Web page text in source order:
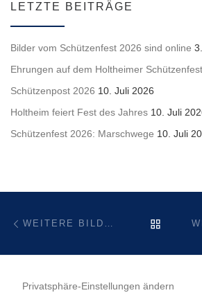
LETZTE BEITRÄGE
Bilder vom Schützenfest 2026 sind online
Ehrungen auf dem Holtheimer Schützenfest
Schützenpost 2026 10. Juli 2026
Holtheim feiert Fest des Jahres 10. Juli
Schützenfest 2026: Marschwege 10. Juli
Beitragsnavigation
Privatsphäre-Einstellungen ändern